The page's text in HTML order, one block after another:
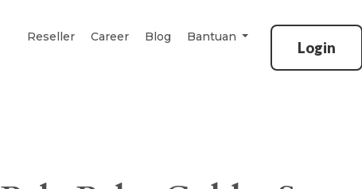
Reseller Career Blog Bantuan
Login